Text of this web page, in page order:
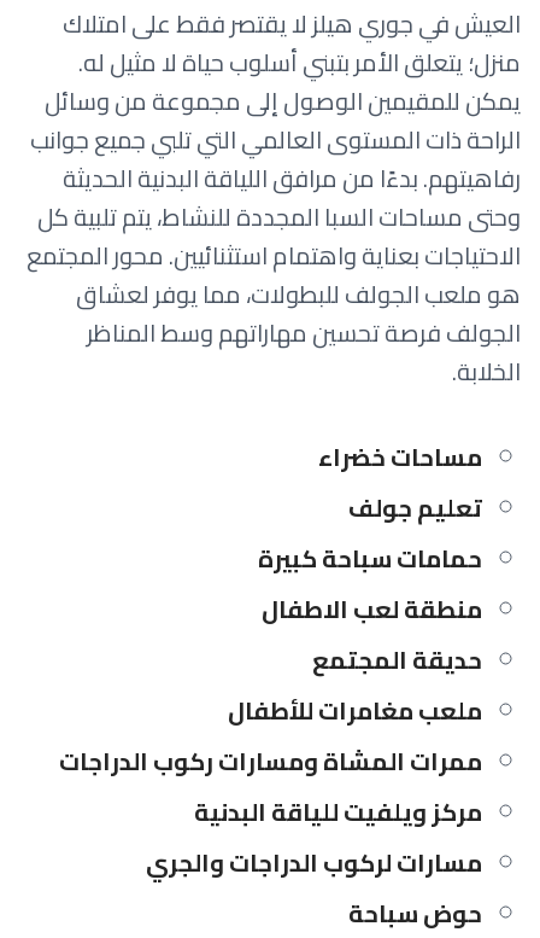
العيش في جوري هيلز لا يقتصر فقط على امتلاك
منزل؛ يتعلق الأمر بتبني أسلوب حياة لا مثيل له.
يمكن للمقيمين الوصول إلى مجموعة من وسائل
الراحة ذات المستوى العالمي التي تلبي جميع جوانب
رفاهيتهم. بدءًا من مرافق اللياقة البدنية الحديثة
وحتى مساحات السبا المجددة للنشاط، يتم تلبية كل
الاحتياجات بعناية واهتمام استثنائيين. محور المجتمع
هو ملعب الجولف للبطولات، مما يوفر لعشاق
الجولف فرصة تحسين مهاراتهم وسط المناظر
الخلابة.
مساحات خضراء
تعليم جولف
حمامات سباحة كبيرة
منطقة لعب الاطفال
حديقة المجتمع
ملعب مغامرات للأطفال
ممرات المشاة ومسارات ركوب الدراجات
مركز ويلفيت للياقة البدنية
مسارات لركوب الدراجات والجري
حوض سباحة